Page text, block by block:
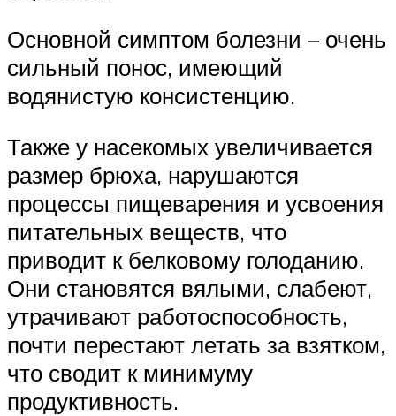
Основной симптом болезни – очень
сильный понос, имеющий
водянистую консистенцию.
Также у насекомых увеличивается
размер брюха, нарушаются
процессы пищеварения и усвоения
питательных веществ, что
приводит к белковому голоданию.
Они становятся вялыми, слабеют,
утрачивают работоспособность,
почти перестают летать за взятком,
что сводит к минимуму
продуктивность.